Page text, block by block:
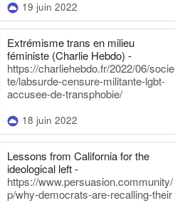
19 juin 2022
Extrémisme trans en milieu
féministe (Charlie Hebdo) -
https://charliehebdo.fr/2022/06/socie
te/labsurde-censure-militante-lgbt-
accusee-de-transphobie/
18 juin 2022
Lessons from California for the
ideological left -
https://www.persuasion.community/
p/why-democrats-are-recalling-their